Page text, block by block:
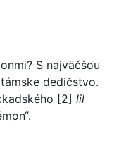
S najväčšou
dedičstvo.
[2] lil